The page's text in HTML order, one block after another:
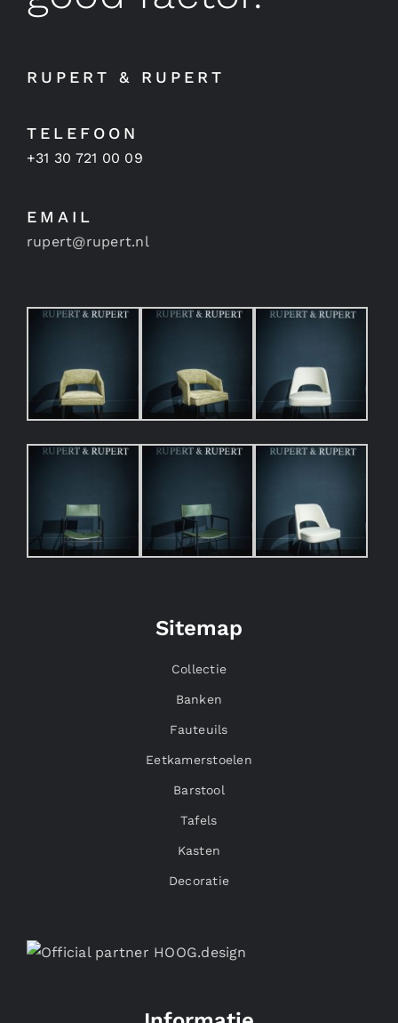
RUPERT & RUPERT
TELEFOON
+31 30 721 00 09
EMAIL
rupert@rupert.nl
Sitemap
Collectie
Banken
Fauteuils
Eetkamerstoelen
Barstool
Tafels
Kasten
Decoratie